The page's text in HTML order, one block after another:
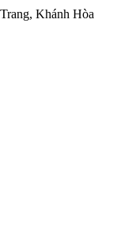
Khánh Hòa